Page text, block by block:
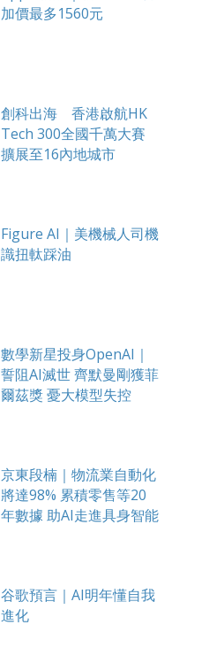
加價最多1560元
創科出海 香港啟航HK
Tech 300全國千萬大賽
擴展至16內地城市
Figure AI｜美機械人司機
識扭軚踩油
數學新星投身OpenAI｜
誓阻AI滅世 齊默曼剛獲菲
爾茲獎 憂大模型失控
京東段楠｜物流業自動化
將達98% 累積零售等20
年數據 助AI走進具身智能
谷歌預言｜AI明年懂自我
進化